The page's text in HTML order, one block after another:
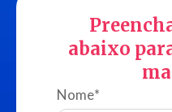
abaixo
Nome*